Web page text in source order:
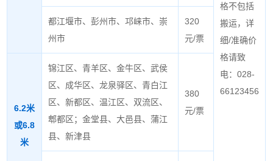
格不包括
搬运，详
细/准确价
格请致
电：028-
66123456
都江堰市、彭州市、邛崃市、崇
州市
320
元/票
6.2米
或6.8
米
锦江区、青羊区、金牛区、武侯
区、成华区、龙泉驿区、青白江
区、新都区、温江区、双流区、
郫都区；金堂县、大邑县、蒲江
县、新津县
380
元/票